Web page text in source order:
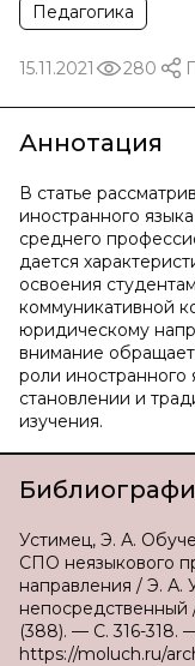
Педагогика
15.11.2021 280
Аннотация
В статье
иностранного
среднего
дается
освоения
коммуникативной
юридическому
внимание
роли иностранного
становлении и
изучения.
Устимец, Э. А.
СПО неязыкового
направления / Э. А.
(388). — С. 316-318.
https://moluch.ru/